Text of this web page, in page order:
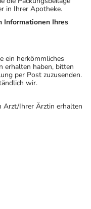
in Ihrer Apotheke.
Informationen Ihres
ein herkömmliches
erhalten haben, bitten
per Post zuzusenden.
wir.
Arzt/Ihrer Ärztin erhalten